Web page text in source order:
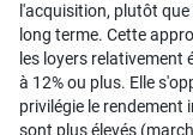
l'acquisition, plutôt
long terme. Cette
les loyers relativement
à 12% ou plus. Elle
privilégie le
sont plus élevés